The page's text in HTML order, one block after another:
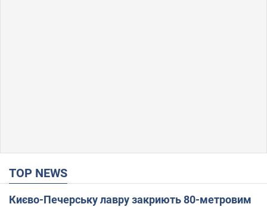
TOP NEWS
Києво-Печерську лавру закриють 80-метровим